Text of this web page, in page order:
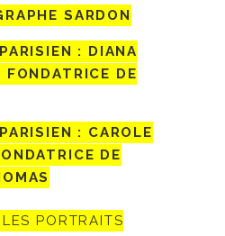
SARDON
: DIANA
DE
: CAROLE
DE
PORTRAITS